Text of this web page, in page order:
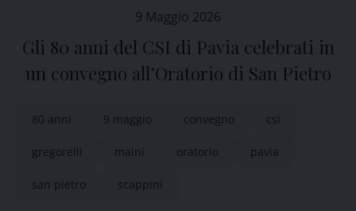
9 Maggio 2026
Gli 80 anni del CSI di Pavia celebrati in
un convegno all’Oratorio di San Pietro
80 anni 9 maggio convegno csi
gregorelli maini oratorio pavia
san pietro scappini